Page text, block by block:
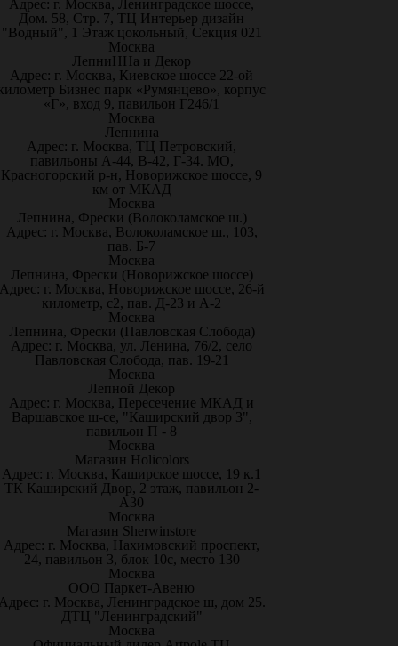
Адрес: г. Москва, Ленинградское шоссе,
Дом. 58, Стр. 7, ТЦ Интерьер дизайн
"Водный", 1 Этаж цокольный, Секция 021
Москва
ЛепниННа и Декор
Адрес: г. Москва, Киевское шоссе 22-ой
Бизнес парк «Румянцево», корпус
«Г», вход 9, павильон Г246/1
Москва
Лепнина
Адрес: г. Москва, ТЦ Петровский,
павильоны А-44, В-42, Г-34. МО,
Красногорский р-н, Новорижское шоссе, 9
км от МКАД
Москва
Лепнина, Фрески (Волоколамское ш.)
Адрес: г. Москва, Волоколамское ш., 103,
пав. Б-7
Москва
Лепнина, Фрески (Новорижское шоссе)
г. Москва, Новорижское шоссе, 26-й
километр, с2, пав. Д-23 и А-2
Москва
Лепнина, Фрески (Павловская Слобода)
Адрес: г. Москва, ул. Ленина, 76/2, село
Павловская Слобода, пав. 19-21
Москва
Лепной Декор
Адрес: г. Москва, Пересечение МКАД и
Варшавское ш-се, "Каширский двор 3",
павильон П - 8
Москва
Магазин Holicolors
Адрес: г. Москва, Каширское шоссе, 19 к.1
ТК Каширский Двор, 2 этаж, павильон 2-
А30
Москва
Магазин Sherwinstore
Адрес: г. Москва, Нахимовский проспект,
24, павильон 3, блок 10с, место 130
Москва
ООО Паркет-Авeню
г. Москва, Ленинградское ш, дом 25.
ДТЦ "Ленинградский"
Москва